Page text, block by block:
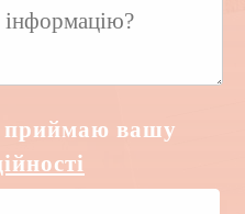
приймаю вашу